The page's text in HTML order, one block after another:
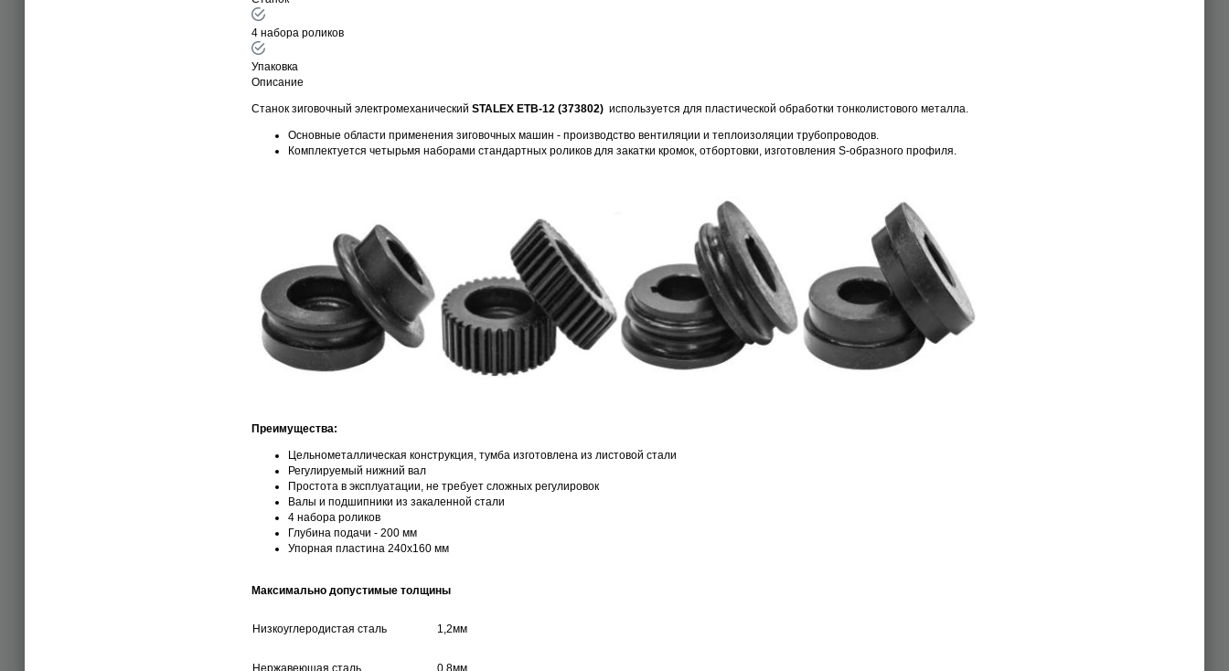
4 набора роликов
Упаковка
Описание
Станок зиговочный электромеханический STALEX ETB-12 (373802)используется для пластической обработки тонколистового металла.
Основные области применения зиговочных машин - производство вентиляции и теплоизоляции трубопроводов.
Комплектуется четырьмя наборами стандартных роликов для закатки кромок, отбортовки, изготовления S-образного профиля.
Преимущества:
Цельнометаллическая конструкция, тумба изготовлена из листовой стали
Регулируемый нижний вал
Простота в эксплуатации, не требует сложных регулировок
Валы и подшипники из закаленной стали
4 набора роликов
Глубина подачи - 200 мм
Упорная пластина 240х160 мм
Максимально допустимые толщины
Низкоуглеродистая сталь 1,2мм
Нержавеющая сталь 0,8мм